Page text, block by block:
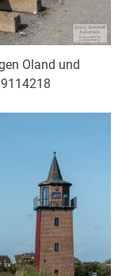
Oland und